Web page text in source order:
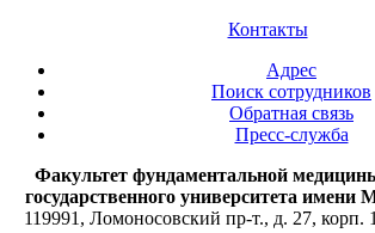
Контакты
Адрес
Поиск сотрудников
Обратная связь
Пресс-служба
Факультет фундаментальной
государственного университета имени
119991, Ломоносовский пр-т., д. 27, корп.